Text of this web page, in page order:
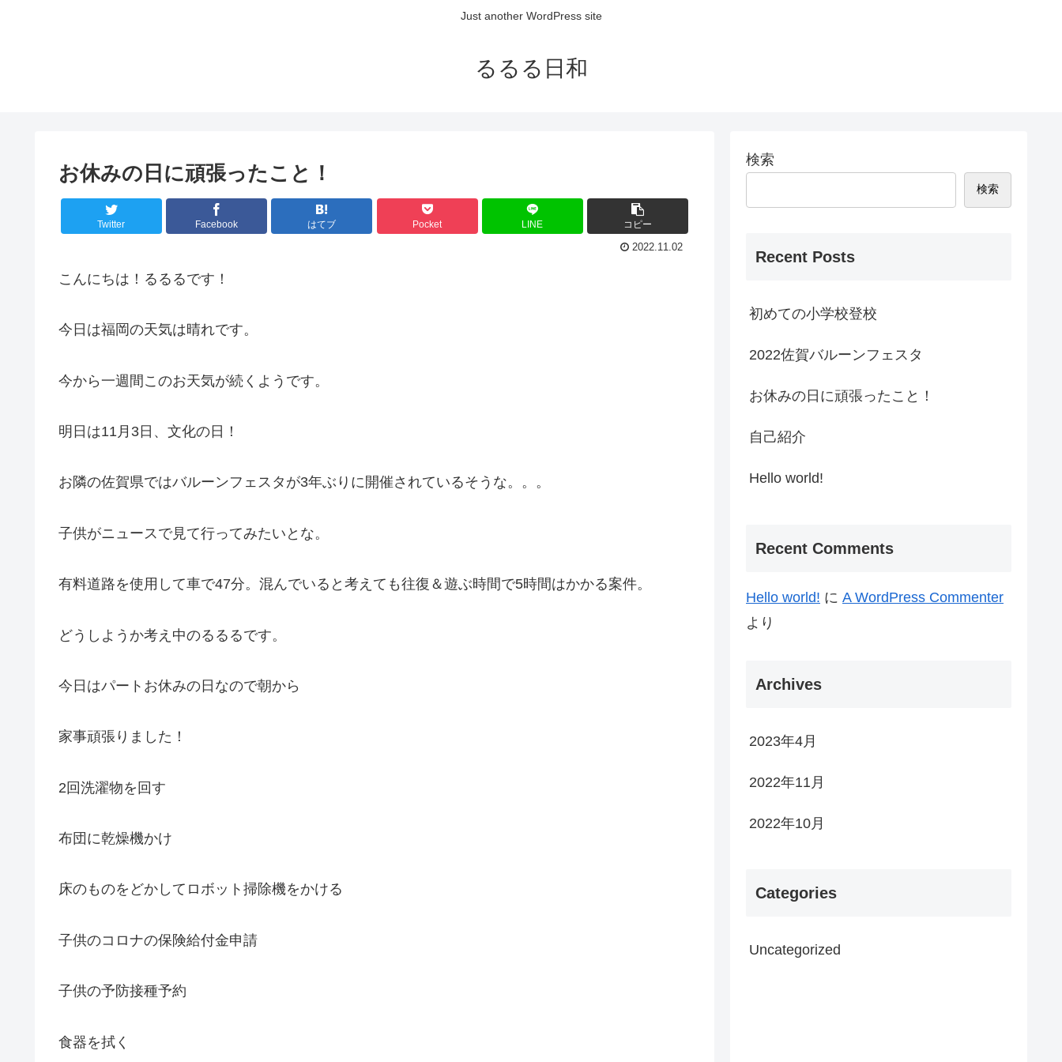
Just another WordPress site
るるる日和
お休みの日に頑張ったこと！
Twitter Facebook はてブ Pocket LINE コピー
2022.11.02
こんにちは！るるるです！
今日は福岡の天気は晴れです。
今から一週間このお天気が続くようです。
明日は11月3日、文化の日！
お隣の佐賀県ではバルーンフェスタが3年ぶりに開催されているそうな。。。
子供がニュースで見て行ってみたいとな。
有料道路を使用して車で47分。混んでいると考えても往復＆遊ぶ時間で5時間はかかる案件。
どうしようか考え中のるるるです。
今日はパートお休みの日なので朝から
家事頑張りました！
2回洗濯物を回す
布団に乾燥機かけ
床のものをどかしてロボット掃除機をかける
子供のコロナの保険給付金申請
子供の予防接種予約
食器を拭く
検索
検索
Recent Posts
初めての小学校登校
2022佐賀バルーンフェスタ
お休みの日に頑張ったこと！
自己紹介
Hello world!
Recent Comments
Hello world! に A WordPress Commenter
より
Archives
2023年4月
2022年11月
2022年10月
Categories
Uncategorized